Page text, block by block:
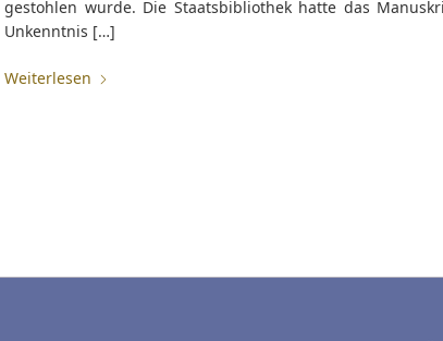
gestohlen wurde. Die Staatsbibliothek hatte das
Unkenntnis […]
Weiterlesen